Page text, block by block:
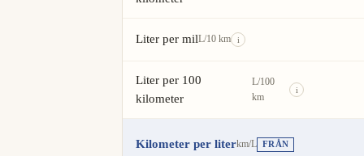
Liter per milL/10 km i
Liter per 100
kilometer
L/100
km
i
Kilometer per literkm/L FRÅN